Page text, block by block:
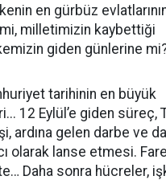
en gürbüz
milletimizin kaybettiği
giden günlerine
tarihinin en büyük
12 Eylül’e giden süreç,
ardına gelen darbe ve
olarak lanse etmesi.
Daha sonra hücreler,